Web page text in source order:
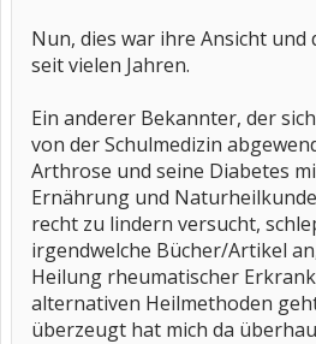
Nun, dies war ihre Ansicht und
seit vielen Jahren.
Ein anderer Bekannter, der
von der Schulmedizin
Arthrose und seine Diabetes
Ernährung und
recht zu lindern versucht,
irgendwelche Bücher/Artikel
Heilung rheumatischer
alternativen Heilmethoden
überzeugt hat mich da